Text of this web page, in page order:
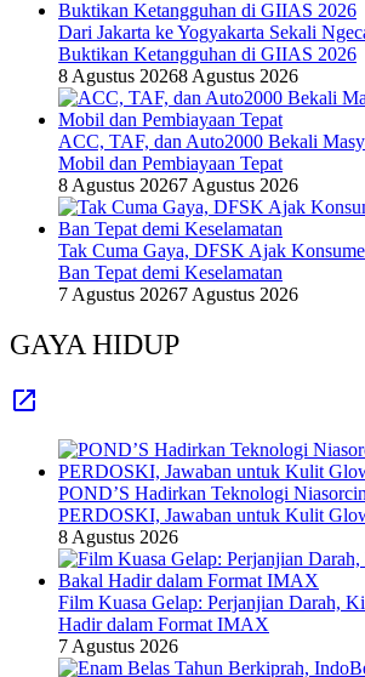
Dari Jakarta ke Yogyakarta Sekali
Buktikan Ketangguhan di GIIAS 2026
8 Agustus 20268 Agustus 2026
ACC, TAF, dan Auto2000 Bekali
Mobil dan Pembiayaan Tepat
8 Agustus 20267 Agustus 2026
Tak Cuma Gaya, DFSK Ajak
Ban Tepat demi Keselamatan
7 Agustus 20267 Agustus 2026
GAYA HIDUP
POND’S Hadirkan Teknologi
PERDOSKI, Jawaban untuk Kulit
8 Agustus 2026
Film Kuasa Gelap: Perjanjian Darah,
Hadir dalam Format IMAX
7 Agustus 2026